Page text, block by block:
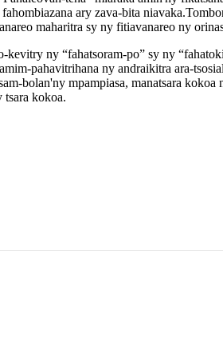
ary zava-bita
maharitra sy ny fitiavanareo ny
ny “fahatsoram-po” sy ny
pahavitrihana ny andraikitra ara-
bolan'ny mpampiasa, manatsara
tsara kokoa.